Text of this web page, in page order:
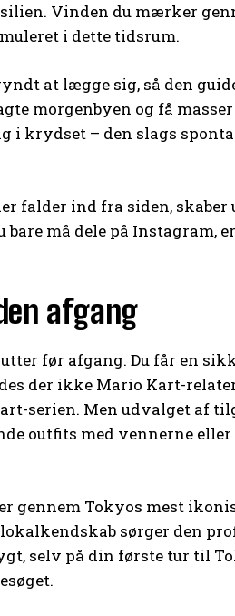
Vinden du mærker
i dette tidsrum.
at lægge sig, så den
morgenbyen og få
i krydset – den slags
falder ind fra siden,
må dele på Instagram,
afgang
før afgang. Du får en
der ikke Mario Kart-
serien. Men udvalget af
outfits med vennerne
gennem Tokyos mest
sørger den
selv på din første tur til